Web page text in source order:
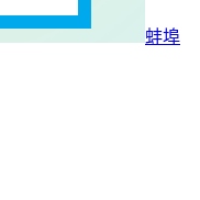
蚌埠